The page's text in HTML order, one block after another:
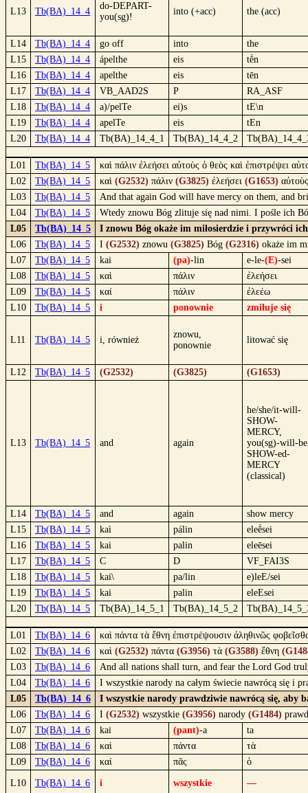
L13 Tb(BA)_14_4
do-DEPART-
you(sg)!
into (+acc) the (acc)
L14 Tb(BA)_14_4 go off into
the
L15
Tb(BA)_14_4 ápelthe eis
tḕn
L16
Tb(BA)_14_4 apelthe eis
tēn
L17
Tb(BA)_14_4 VB_AAD2S P
RA_ASF
L18
Tb(BA)_14_4 a)/pelTe ei)s
tE\n
L19
Tb(BA)_14_4 apelTe eis
tEn
L20
Tb(BA)_14_4 Tb(BA)_14_4_1 Tb(BA)_14_4_2
L01 Tb(BA)_14_5
καὶ πάλιν ἐλεήσει αὐτοὺς ὁ θεὸς καὶ ἐπιστρέψει
L02
Tb(BA)_14_5 καὶ (G2532) πάλιν (G3825) ἐλεήσει (G1653)
L03
Tb(BA)_14_5
And that again God will have mercy on them, and
L04
Tb(BA)_14_5
Wtedy znowu Bóg zlituje się nad nimi. I pośle ich
L05
Tb(BA)_14_5
I znowu Bóg okaże im miłosierdzie i przywróci
L06
Tb(BA)_14_5 I (G2532) znowu (G3825) Bóg (G2316) okaże im
L07
Tb(BA)_14_5 kai (pa)-lin e-le-(E)-sei
L08
Tb(BA)_14_5 καὶ πάλιν
ἐλεήσει
L09
Tb(BA)_14_5 καί πάλιν
ἐλεέω
L10
Tb(BA)_14_5 i ponownie zmiłuje się
L11 Tb(BA)_14_5 i, również
znowu,
ponownie
litować się
L12 Tb(BA)_14_5 (G2532) (G3825) (G1653)
L13 Tb(BA)_14_5 and again
he/she/it-will-
SHOW-
MERCY,
you(sg)-will-
SHOW-ed-
MERCY
(classical)
L14 Tb(BA)_14_5 and again
show mercy
L15
Tb(BA)_14_5 kaì pálin
eleḗsei
L16
Tb(BA)_14_5 kai palin
eleēsei
L17
Tb(BA)_14_5 C D
VF_FAI3S
L18
Tb(BA)_14_5 kai\ pa/lin
e)leE/sei
L19
Tb(BA)_14_5 kai palin
eleEsei
L20
Tb(BA)_14_5 Tb(BA)_14_5_1 Tb(BA)_14_5_2
L01 Tb(BA)_14_6
καὶ πάντα τὰ ἔθνη ἐπιστρέψουσιν ἀληθινῶς
L02
Tb(BA)_14_6 καὶ (G2532) πάντα (G3956) τὰ (G3588) ἔθνη
L03
Tb(BA)_14_6
And all nations shall turn, and fear the Lord God
L04
Tb(BA)_14_6
I wszystkie narody na całym świecie nawrócą się i
L05
Tb(BA)_14_6
I wszystkie narody prawdziwie nawrócą się, aby
L06
Tb(BA)_14_6 I (G2532) wszystkie (G3956) narody (G1484)
L07
Tb(BA)_14_6 kai (pant)-a
ta
L08
Tb(BA)_14_6 καὶ πάντα
τὰ
L09
Tb(BA)_14_6 καί πᾶς ὁ
L10 Tb(BA)_14_6 i wszystkie —